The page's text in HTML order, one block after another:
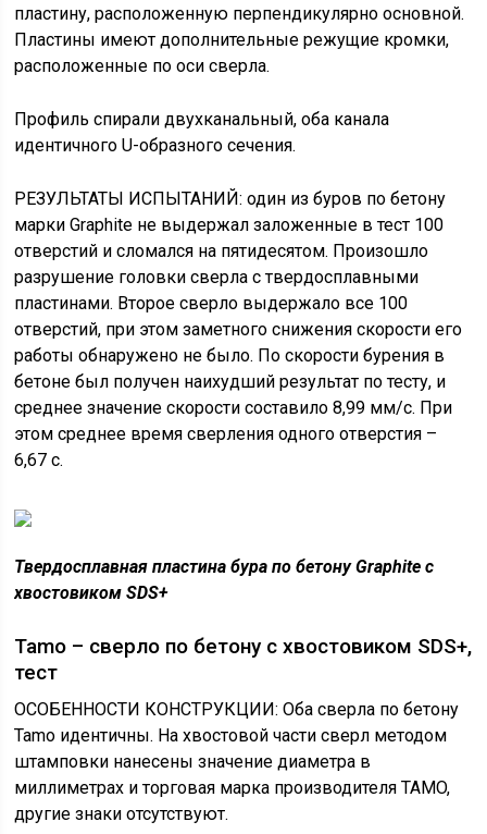
пластину, расположенную перпендикулярно основной.
Пластины имеют дополнительные режущие кромки,
расположенные по оси сверла.
Профиль спирали двухканальный, оба канала
идентичного U-образного сечения.
РЕЗУЛЬТАТЫ ИСПЫТАНИЙ: один из буров по бетону
марки Graphite не выдержал заложенные в тест 100
отверстий и сломался на пятидесятом. Произошло
разрушение головки сверла с твердосплавными
пластинами. Второе сверло выдержало все 100
отверстий, при этом заметного снижения скорости его
работы обнаружено не было. По скорости бурения в
бетоне был получен наихудший результат по тесту, и
среднее значение скорости составило 8,99 мм/с. При
этом среднее время сверления одного отверстия –
6,67 с.
Твердосплавная пластина бура по бетону Graphite с
хвостовиком SDS+
Tamo – сверло по бетону с хвостовиком SDS+,
тест
ОСОБЕННОСТИ КОНСТРУКЦИИ: Оба сверла по бетону
Tamo идентичны. На хвостовой части сверл методом
штамповки нанесены значение диаметра в
миллиметрах и торговая марка производителя TAMO,
другие знаки отсутствуют.